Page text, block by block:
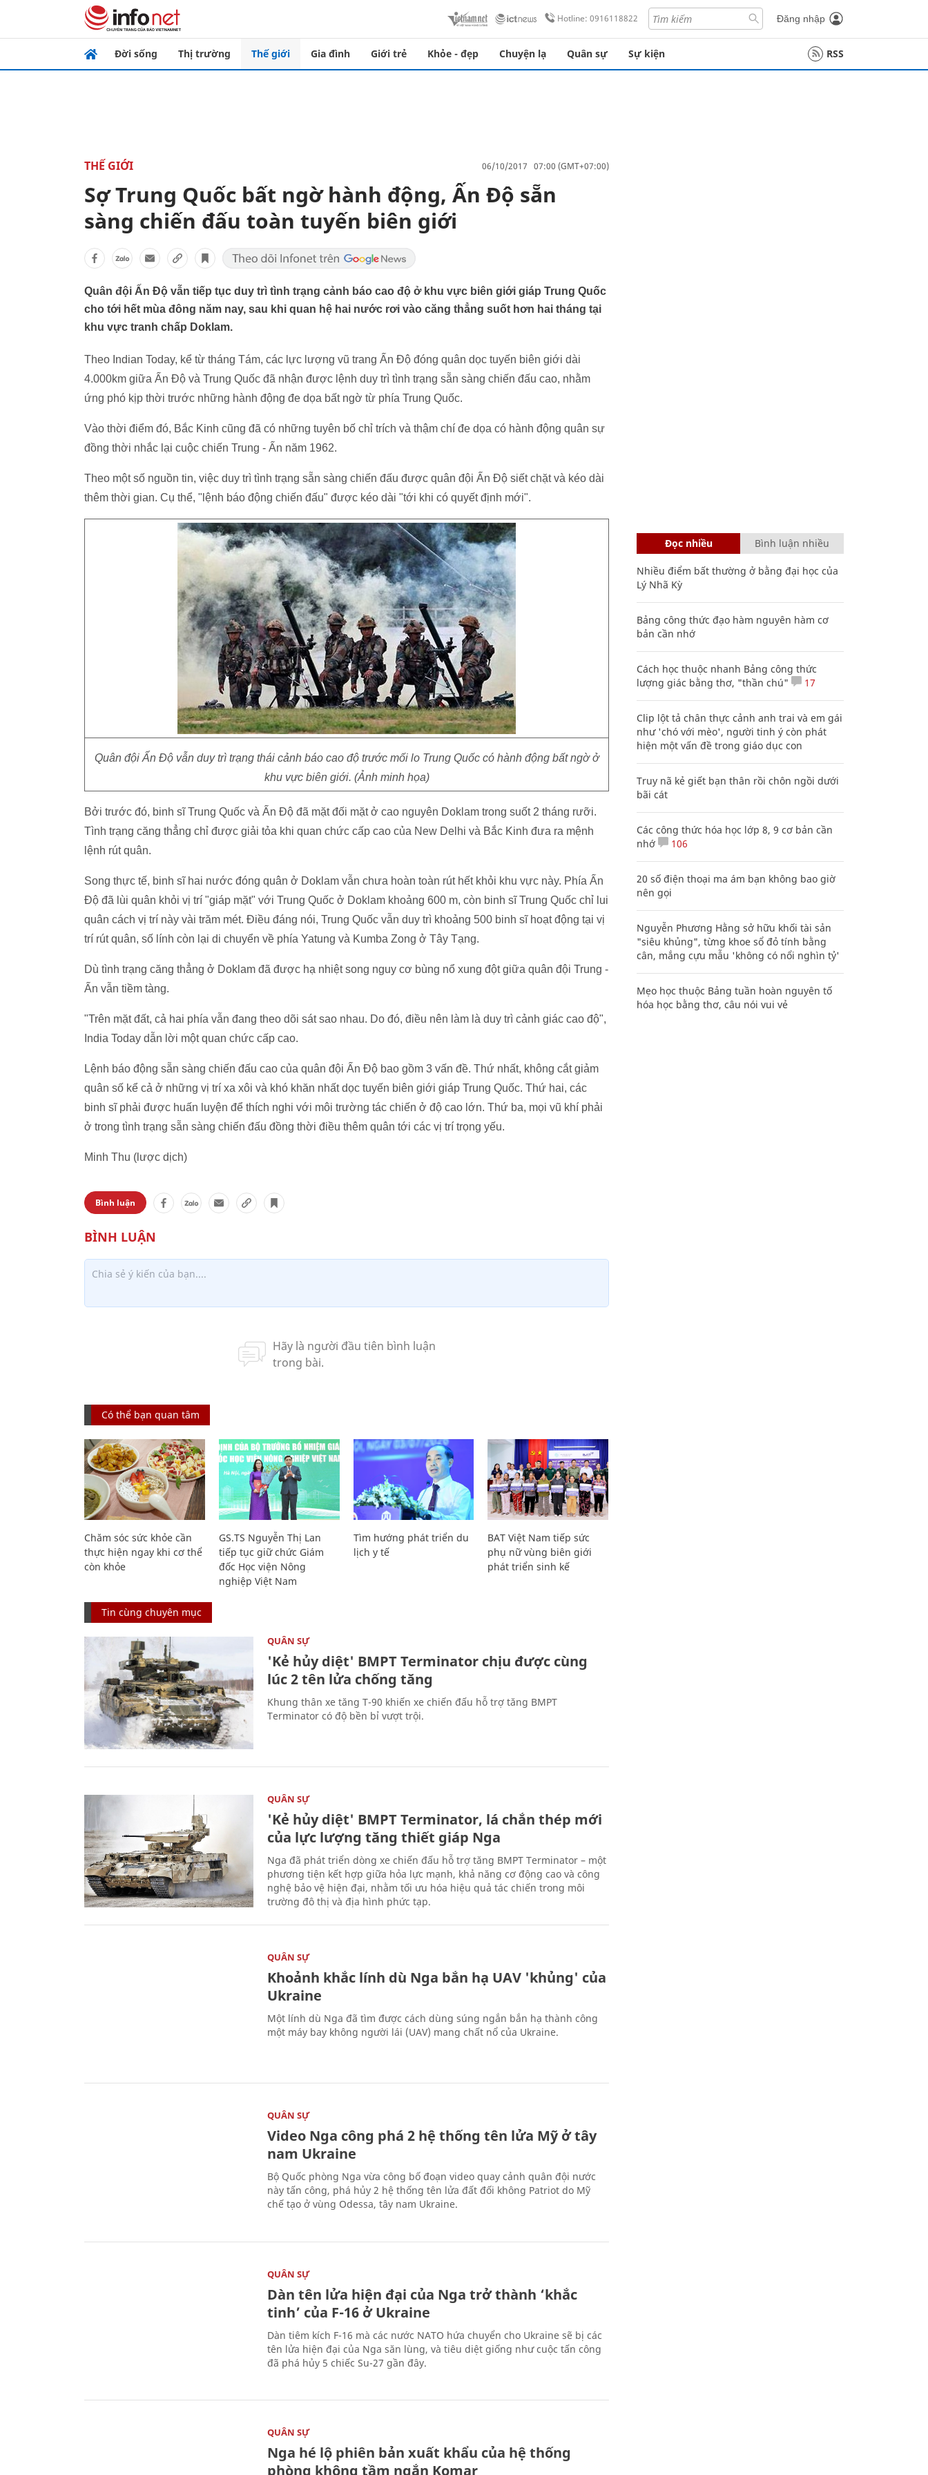
Hotline: 0916118822 Đăng nhập
Đời sống Thị trường Thế giới Gia đình Giới trẻ Khỏe - đẹp Chuyện lạ Quân sự Sự kiện RSS
THẾ GIỚI 06/10/2017 07:00 (GMT+07:00)
Sợ Trung Quốc bất ngờ hành động, Ấn Độ sẵn
sàng chiến đấu toàn tuyến biên giới
Quân đội Ấn Độ vẫn tiếp tục duy trì tình trạng cảnh báo cao độ ở khu vực biên giới giáp Trung Quốc
cho tới hết mùa đông năm nay, sau khi quan hệ hai nước rơi vào căng thẳng suốt hơn hai tháng tại
khu vực tranh chấp Doklam.
Theo Indian Today, kể từ tháng Tám, các lực lượng vũ trang Ấn Độ đóng quân dọc tuyến biên giới dài
4.000km giữa Ấn Độ và Trung Quốc đã nhận được lệnh duy trì tình trạng sẵn sàng chiến đấu cao, nhằm
ứng phó kịp thời trước những hành động đe dọa bất ngờ từ phía Trung Quốc.
Vào thời điểm đó, Bắc Kinh cũng đã có những tuyên bố chỉ trích và thậm chí đe dọa có hành động quân sự
đồng thời nhắc lại cuộc chiến Trung - Ấn năm 1962.
Theo một số nguồn tin, việc duy trì tình trạng sẵn sàng chiến đấu được quân đội Ấn Độ siết chặt và kéo dài
thêm thời gian. Cụ thể, "lệnh báo động chiến đấu" được kéo dài "tới khi có quyết định mới".
Quân đội Ấn Độ vẫn duy trì trạng thái cảnh báo cao độ trước mối lo Trung Quốc có hành động bất ngờ ở
khu vực biên giới. (Ảnh minh họa)
Bởi trước đó, binh sĩ Trung Quốc và Ấn Độ đã mặt đối mặt ở cao nguyên Doklam trong suốt 2 tháng rưỡi.
Tình trạng căng thẳng chỉ được giải tỏa khi quan chức cấp cao của New Delhi và Bắc Kinh đưa ra mệnh
lệnh rút quân.
Song thực tế, binh sĩ hai nước đóng quân ở Doklam vẫn chưa hoàn toàn rút hết khỏi khu vực này. Phía Ấn
Độ đã lùi quân khỏi vị trí "giáp mặt" với Trung Quốc ở Doklam khoảng 600 m, còn binh sĩ Trung Quốc chỉ lui
quân cách vị trí này vài trăm mét. Điều đáng nói, Trung Quốc vẫn duy trì khoảng 500 binh sĩ hoạt động tại vị
trí rút quân, số lính còn lại di chuyển về phía Yatung và Kumba Zong ở Tây Tạng.
Dù tình trạng căng thẳng ở Doklam đã được hạ nhiệt song nguy cơ bùng nổ xung đột giữa quân đội Trung -
Ấn vẫn tiềm tàng.
"Trên mặt đất, cả hai phía vẫn đang theo dõi sát sao nhau. Do đó, điều nên làm là duy trì cảnh giác cao độ",
India Today dẫn lời một quan chức cấp cao.
Lệnh báo động sẵn sàng chiến đấu cao của quân đội Ấn Độ bao gồm 3 vấn đề. Thứ nhất, không cắt giảm
quân số kể cả ở những vị trí xa xôi và khó khăn nhất dọc tuyến biên giới giáp Trung Quốc. Thứ hai, các
binh sĩ phải được huấn luyện để thích nghi với môi trường tác chiến ở độ cao lớn. Thứ ba, mọi vũ khí phải
ở trong tình trạng sẵn sàng chiến đấu đồng thời điều thêm quân tới các vị trí trọng yếu.
Minh Thu (lược dịch)
Bình luận
Có thể bạn quan tâm
Chăm sóc sức khỏe cần
thực hiện ngay khi cơ thể
còn khỏe
GS.TS Nguyễn Thị Lan
tiếp tục giữ chức Giám
đốc Học viện Nông
nghiệp Việt Nam
Tìm hướng phát triển du
lịch y tế
BAT Việt Nam tiếp sức
phụ nữ vùng biên giới
phát triển sinh kế
Tin cùng chuyên mục
QUÂN SỰ
'Kẻ hủy diệt' BMPT Terminator chịu được cùng
lúc 2 tên lửa chống tăng
Khung thân xe tăng T-90 khiến xe chiến đấu hỗ trợ tăng BMPT
Terminator có độ bền bỉ vượt trội.
QUÂN SỰ
'Kẻ hủy diệt' BMPT Terminator, lá chắn thép mới
của lực lượng tăng thiết giáp Nga
Nga đã phát triển dòng xe chiến đấu hỗ trợ tăng BMPT Terminator – một
phương tiện kết hợp giữa hỏa lực mạnh, khả năng cơ động cao và công
nghệ bảo vệ hiện đại, nhằm tối ưu hóa hiệu quả tác chiến trong môi
trường đô thị và địa hình phức tạp.
QUÂN SỰ
Khoảnh khắc lính dù Nga bắn hạ UAV 'khủng' của
Ukraine
Một lính dù Nga đã tìm được cách dùng súng ngắn bắn hạ thành công
một máy bay không người lái (UAV) mang chất nổ của Ukraine.
QUÂN SỰ
Video Nga công phá 2 hệ thống tên lửa Mỹ ở tây
nam Ukraine
Bộ Quốc phòng Nga vừa công bố đoạn video quay cảnh quân đội nước
này tấn công, phá hủy 2 hệ thống tên lửa đất đối không Patriot do Mỹ
chế tạo ở vùng Odessa, tây nam Ukraine.
QUÂN SỰ
Dàn tên lửa hiện đại của Nga trở thành ‘khắc
tinh’ của F-16 ở Ukraine
Dàn tiêm kích F-16 mà các nước NATO hứa chuyển cho Ukraine sẽ bị các
tên lửa hiện đại của Nga săn lùng, và tiêu diệt giống như cuộc tấn công
đã phá hủy 5 chiếc Su-27 gần đây.
QUÂN SỰ
Nga hé lộ phiên bản xuất khẩu của hệ thống
phòng không tầm ngắn Komar
Đọc nhiều Bình luận nhiều
Nhiều điểm bất thường ở bằng đại học của
Lý Nhã Kỳ
Bảng công thức đạo hàm nguyên hàm cơ
bản cần nhớ
Cách học thuộc nhanh Bảng công thức
lượng giác bằng thơ, "thần chú"
17
Clip lột tả chân thực cảnh anh trai và em gái
như 'chó với mèo', người tinh ý còn phát
hiện một vấn đề trong giáo dục con
Truy nã kẻ giết bạn thân rồi chôn ngồi dưới
bãi cát
Các công thức hóa học lớp 8, 9 cơ bản cần
nhớ
106
20 số điện thoại ma ám bạn không bao giờ
nên gọi
Nguyễn Phương Hằng sở hữu khối tài sản
"siêu khủng", từng khoe sổ đỏ tính bằng
cân, mắng cựu mẫu 'không có nổi nghìn tỷ'
Mẹo học thuộc Bảng tuần hoàn nguyên tố
hóa học bằng thơ, câu nói vui vẻ